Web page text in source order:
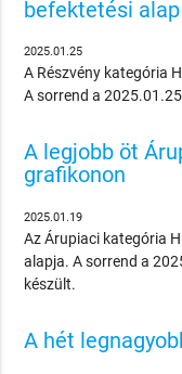
befektetési
2025.01.25
A Részvény kategória
A sorrend a
A legjobb öt
grafikonon
2025.01.19
Az Árupiaci kategória
alapja. A sorrend a
készült.
A hét